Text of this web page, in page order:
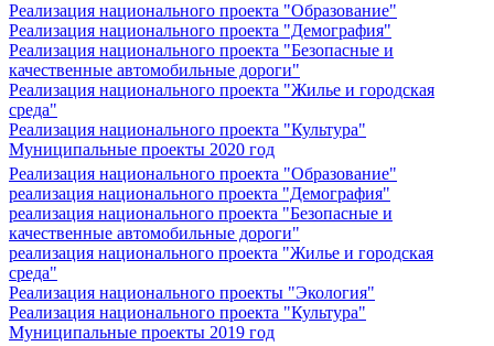
Реализация национального проекта "Образование"
Реализация национального проекта "Демография"
Реализация национального проекта "Безопасные и
качественные автомобильные дороги"
Реализация национального проекта "Жилье и городская
среда"
Реализация национального проекта "Культура"
Муниципальные проекты 2020 год
Реализация национального проекта "Образование"
реализация национального проекта "Демография"
реализация национального проекта "Безопасные и
качественные автомобильные дороги"
реализация национального проекта "Жилье и городская
среда"
Реализация национального проекты "Экология"
Реализация национального проекта "Культура"
Муниципальные проекты 2019 год